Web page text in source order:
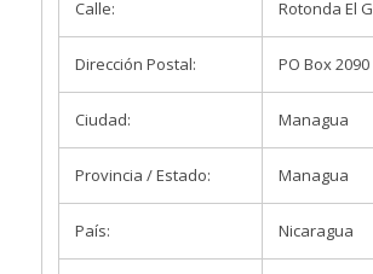
Calle: Rotonda El
Dirección Postal: PO Box 2090
Ciudad: Managua
Provincia / Estado: Managua
País: Nicaragua